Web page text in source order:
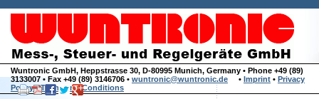
Wuntronic GmbH, Heppstrasse 30, D-80995 Munich, Germany • Phone +49 (89)
3133007 • Fax +49 (89) 3146706 • wuntronic@wuntronic.de • Imprint • Privacy
Policy•Terms and Conditions